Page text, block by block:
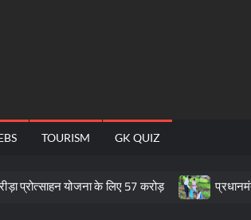
TOURISM GK QUIZ
योजना के लिए 57 करोड़ प्रधानमंत्री टीबी